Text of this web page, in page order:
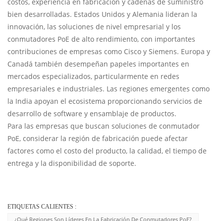
bien desarrolladas. Estados Unidos y Alemania lideran la
innovación, las soluciones de nivel empresarial y los
conmutadores PoE de alto rendimiento, con importantes
contribuciones de empresas como Cisco y Siemens. Europa y
Canadá también desempeñan papeles importantes en
mercados especializados, particularmente en redes
empresariales e industriales. Las regiones emergentes como
la India apoyan el ecosistema proporcionando servicios de
desarrollo de software y ensamblaje de productos.
Para las empresas que buscan soluciones de conmutador
PoE, considerar la región de fabricación puede afectar
factores como el costo del producto, la calidad, el tiempo de
entrega y la disponibilidad de soporte.
ETIQUETAS CALIENTES :
¿Qué Regiones Son Líderes En La Fabricación De Conmutadores PoE?